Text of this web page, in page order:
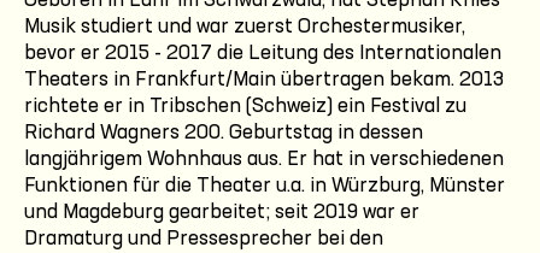
Musik studiert und war zuerst Orchestermusiker,
bevor er 2015 - 2017 die Leitung des Internationalen
Theaters in Frankfurt/Main übertragen bekam. 2013
richtete er in Tribschen (Schweiz) ein Festival zu
Richard Wagners 200. Geburtstag in dessen
langjährigem Wohnhaus aus. Er hat in verschiedenen
Funktionen für die Theater u.a. in Würzburg, Münster
und Magdeburg gearbeitet; seit 2019 war er
Dramaturg und Pressesprecher bei den